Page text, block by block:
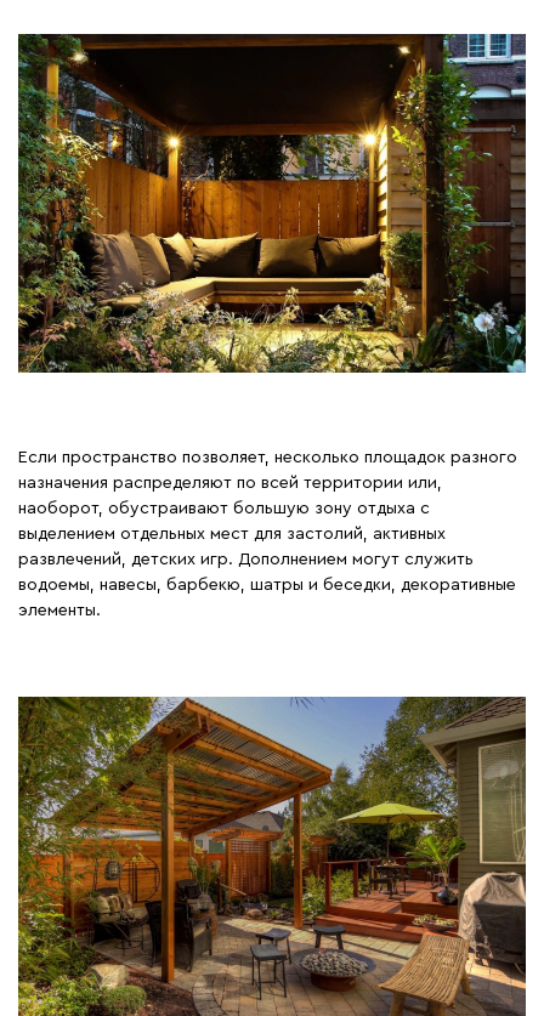
Если пространство позволяет, несколько площадок разного
назначения распределяют по всей территории или,
наоборот, обустраивают большую зону отдыха с
выделением отдельных мест для застолий, активных
развлечений, детских игр. Дополнением могут служить
водоемы, навесы, барбекю, шатры и беседки, декоративные
элементы.